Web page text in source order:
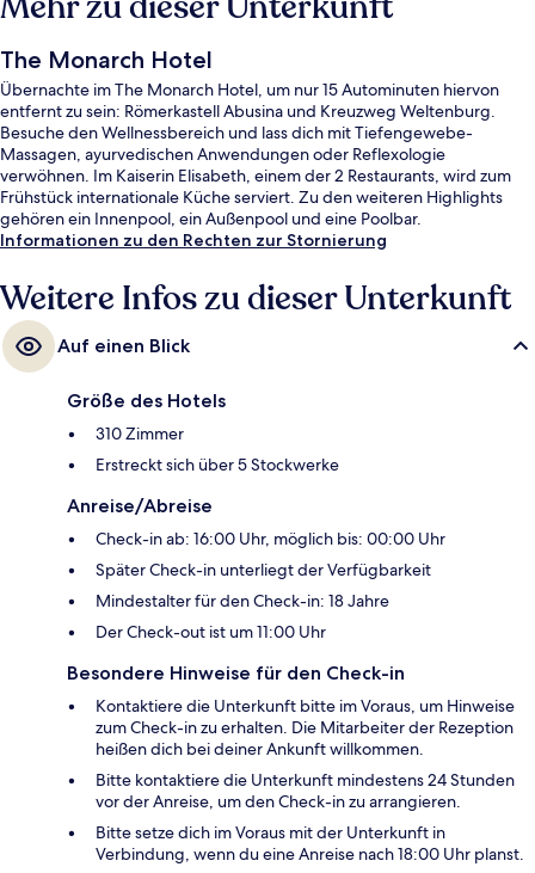
The Monarch Hotel
Übernachte im The Monarch Hotel, um nur 15 Autominuten hiervon
entfernt zu sein: Römerkastell Abusina und Kreuzweg Weltenburg.
Besuche den Wellnessbereich und lass dich mit Tiefengewebe-
Massagen, ayurvedischen Anwendungen oder Reflexologie
verwöhnen. Im Kaiserin Elisabeth, einem der 2 Restaurants, wird zum
Frühstück internationale Küche serviert. Zu den weiteren Highlights
gehören ein Innenpool, ein Außenpool und eine Poolbar.
Informationen zu den Rechten zur Stornierung
Weitere Infos zu dieser Unterkunft
Auf einen Blick
Größe des Hotels
310 Zimmer
Erstreckt sich über 5 Stockwerke
Anreise/Abreise
Check-in ab: 16:00 Uhr, möglich bis: 00:00 Uhr
Später Check-in unterliegt der Verfügbarkeit
Mindestalter für den Check-in: 18 Jahre
Der Check-out ist um 11:00 Uhr
Besondere Hinweise für den Check-in
Kontaktiere die Unterkunft bitte im Voraus, um Hinweise
zum Check-in zu erhalten. Die Mitarbeiter der Rezeption
heißen dich bei deiner Ankunft willkommen.
Bitte kontaktiere die Unterkunft mindestens 24 Stunden
vor der Anreise, um den Check-in zu arrangieren.
Bitte setze dich im Voraus mit der Unterkunft in
Verbindung, wenn du eine Anreise nach 18:00 Uhr planst.